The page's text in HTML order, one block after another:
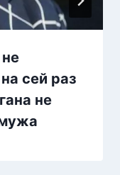
сей раз
не